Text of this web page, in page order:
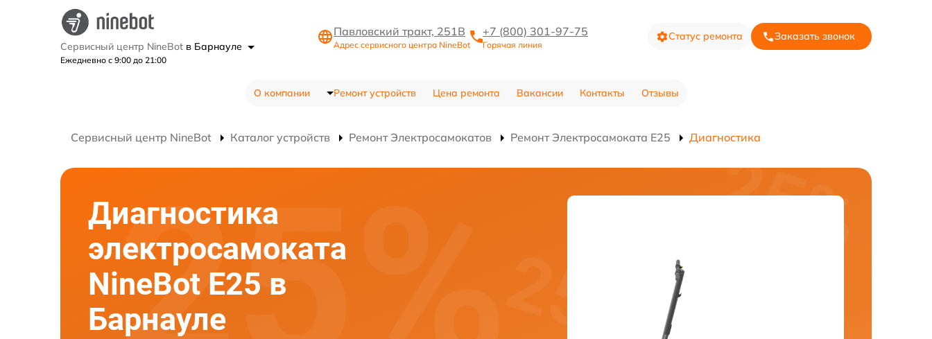
Сервисный центр NineBot в Барнауле
Ежедневно с 9:00 до 21:00
Павловский тракт, 251В
Адрес сервисного центра NineBot
+7 (800) 301-97-75
Горячая линия
Статус ремонта Заказать звонок
О компании Ремонт устройств Цена ремонта Вакансии Контакты Отзывы
Сервисный центр NineBot Каталог устройств Ремонт Электросамокатов Ремонт Электросамоката E25 Диагностика
Диагностика
электросамоката
NineBot E25 в
Барнауле